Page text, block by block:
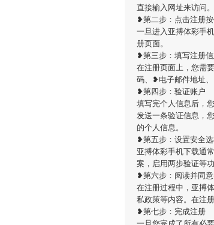
直接输入网址来访问。
❥第二步：点击注册
一旦进入亚搏体彩手
册页面。
❥第三步：填写注册
在注册页面上，您需
码、❥电子邮件地址
❥第四步：验证账户
填写完个人信息后，
发送一条验证信息，
的个人信息。
❥第五步：设置安全
亚搏体彩手机下载通
案，启用两步验证等
❥第六步：阅读并同
在注册过程中，亚搏
私政策等内容。在注
❥第七步：完成注册